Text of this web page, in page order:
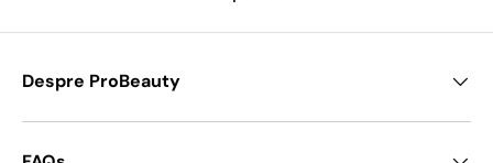
Despre ProBeauty